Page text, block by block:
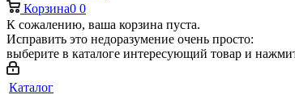
Корзина0 0
К сожалению, ваша корзина пуста.
Исправить это недоразумение очень просто:
выберите в каталоге интересующий товар и
Каталог